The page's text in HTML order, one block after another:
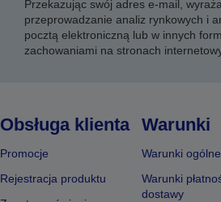
Przekazując swój adres e-mail,
przeprowadzanie analiz rynkowych i
pocztą elektroniczną lub w innych
zachowaniami na stronach
Obsługa klienta
Promocje
Rejestracja produktu
Warunki
Warunki ogólne
Warunki
dostawy